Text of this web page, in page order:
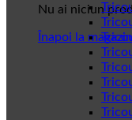
Nu ai niciun
Înapoi la magazin